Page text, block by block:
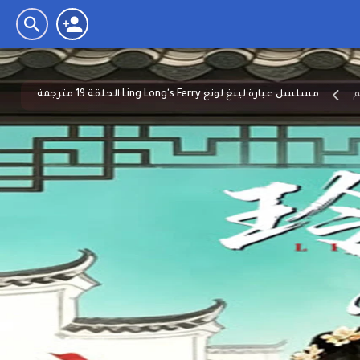
مسلسل عبارة لينغ لونغ Ling Long's Ferry الحلقة 19 مترجمة